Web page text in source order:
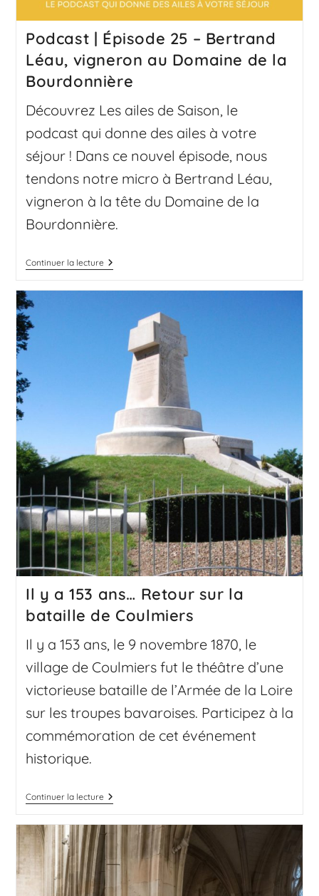
Podcast | Épisode 25 – Bertrand
Léau, vigneron au Domaine de la
Bourdonnière
Découvrez Les ailes de Saison, le
podcast qui donne des ailes à votre
séjour ! Dans ce nouvel épisode, nous
tendons notre micro à Bertrand Léau,
vigneron à la tête du Domaine de la
Bourdonnière.
Continuer la lecture
Il y a 153 ans… Retour sur la
bataille de Coulmiers
Il y a 153 ans, le 9 novembre 1870, le
village de Coulmiers fut le théâtre d’une
victorieuse bataille de l’Armée de la Loire
sur les troupes bavaroises. Participez à la
commémoration de cet événement
historique.
Continuer la lecture